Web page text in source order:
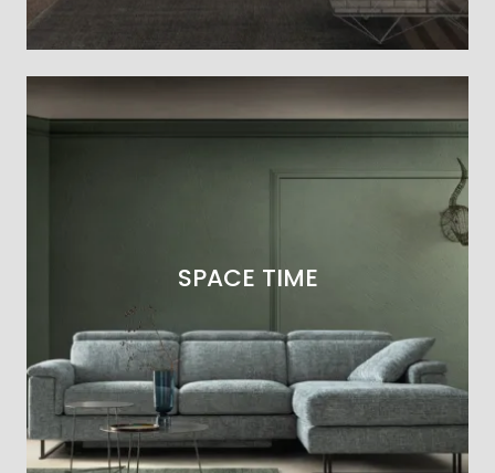
SPACE TIME